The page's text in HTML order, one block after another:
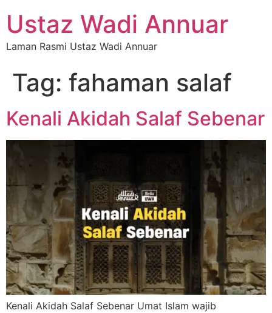
Ustaz Wadi Annuar
Laman Rasmi Ustaz Wadi Annuar
Tag: fahaman salaf
Kenali Akidah Salaf Sebenar
Kenali Akidah Salaf Sebenar Umat Islam wajib